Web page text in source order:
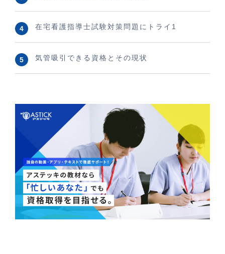
在宅看護指導士試験対策問題にトライ1
気管吸引できる資格とその現状